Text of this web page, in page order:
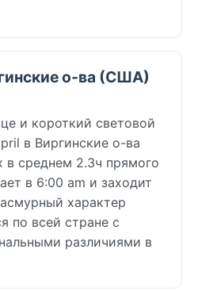
о-ва (США)
и короткий световой
в Виргинские о-ва
среднем 2.3ч прямого
в 6:00 am и заходит
характер
по всей стране с
различиями в